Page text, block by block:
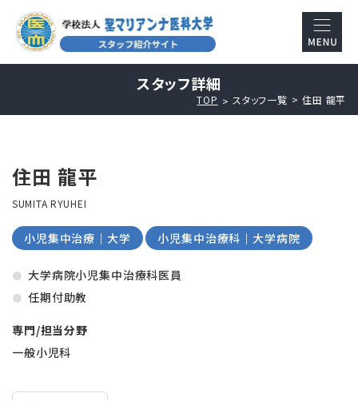
スタッフ詳細
TOP スタッフ一覧 住田 龍平
住田 龍平
SUMITA RYUHEI
小児集中治療｜大学 小児集中治療科｜大学病院
大学病院小児集中治療科医員
任期付助教
専門/担当分野
一般小児科